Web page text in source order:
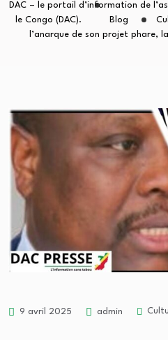
DAC – le portail d’information de
le Congo (DAC).
Blog
l’anarque de son projet phare,
9 avril 2025 admin